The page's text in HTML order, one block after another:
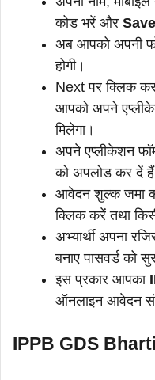
कोड भरें और
अब आपको अपनी
होगी।
Next पर क्लिक
आपको अपने
मिलेगा।
अपने एप्लीकेशन
को अपलोड कर दें
आवेदन शुल्क जमा
क्लिक करें तथा
अभ्यार्थी अपना
बनाए पासवर्ड को
इस प्रकार आपका
ऑनलाइन आवेदन
IPPB GDS